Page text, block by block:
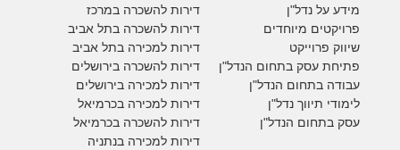
דירות להשכרה במרכז
דירות להשכרה בתל אביב
דירות למכירה בתל אביב
דירות להשכרה בירושלים
דירות למכירה בירושלים
דירות למכירה בכרמיאל
דירות להשכרה בכרמיאל
דירות למכירה בנתניה
מידע על נדל"ן
פרויקטים מיוחדים
שיווק פרוייקט
פתיחת עסק בתחום הנדל"ן
עבודה בתחום הנדל"ן
לימודי תיווך נדל"ן
עסק בתחום הנדל"ן